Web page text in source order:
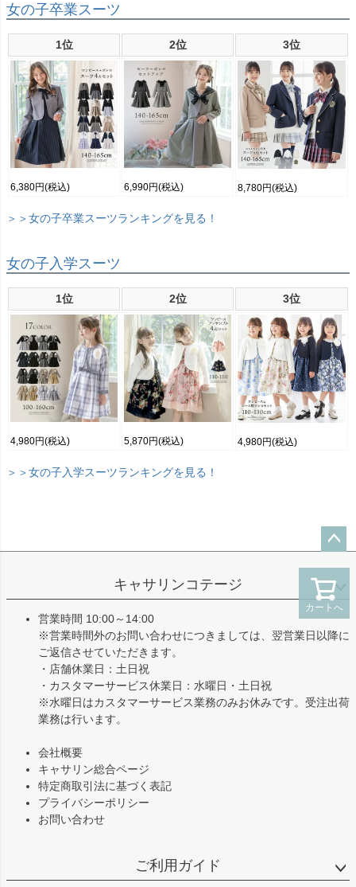
カートへ
女の子卒業スーツ
1位 2位 3位
6,380円(税込) 6,990円(税込) 8,780円(税込)
＞＞女の子卒業スーツランキングを見る！
女の子入学スーツ
1位 2位 3位
4,980円(税込) 5,870円(税込) 4,980円(税込)
＞＞女の子入学スーツランキングを見る！
ップ
へ
キャサリンコテージ
営業時間 10:00～14:00
※営業時間外のお問い合わせにつきましては、翌営業日以降に
ご返信させていただきます。
・店舗休業日：土日祝
・カスタマーサービス休業日：水曜日・土日祝
※水曜日はカスタマーサービス業務のみお休みです。受注出荷
業務は行います。
会社概要
キャサリン総合ページ
特定商取引法に基づく表記
プライバシーポリシー
お問い合わせ
ご利用ガイド